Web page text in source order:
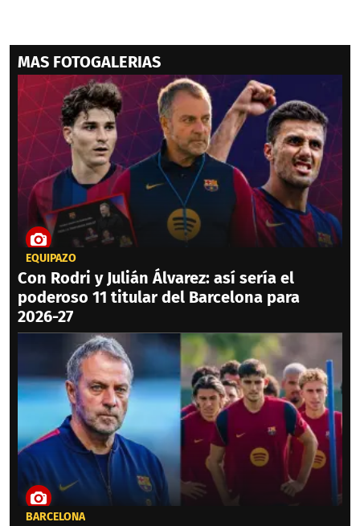
MAS FOTOGALERIAS
EQUIPAZO
Con Rodri y Julián Álvarez: así sería el
poderoso 11 titular del Barcelona para
2026-27
BARCELONA